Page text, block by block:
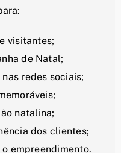
visitantes;
de Natal;
redes sociais;
natalina;
dos clientes;
empreendimento.